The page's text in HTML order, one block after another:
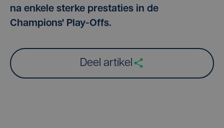
na enkele sterke prestaties in de
Champions' Play-Offs.
Deel artikel